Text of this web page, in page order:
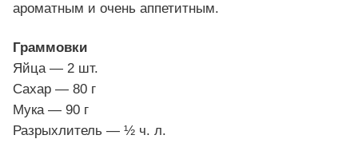
ароматным и очень аппетитным.
Граммовки
Яйца — 2 шт.
Сахар — 80 г
Мука — 90 г
Разрыхлитель — ½ ч. л.